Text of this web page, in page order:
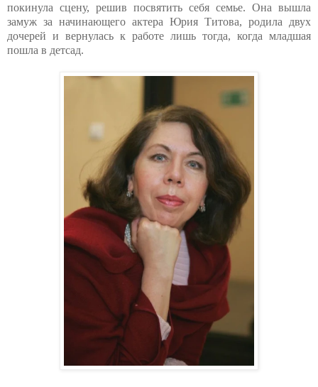
покинула сцену, решив посвятить себя семье. Она вышла
замуж за начинающего актера Юрия Титова, родила двух
дочерей и вернулась к работе лишь тогда, когда младшая
пошла в детсад.